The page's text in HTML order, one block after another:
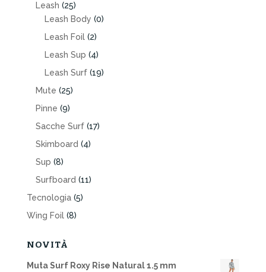
Leash (25)
Leash Body (0)
Leash Foil (2)
Leash Sup (4)
Leash Surf (19)
Mute (25)
Pinne (9)
Sacche Surf (17)
Skimboard (4)
Sup (8)
Surfboard (11)
Tecnologia (5)
Wing Foil (8)
NOVITÀ
Muta Surf Roxy Rise Natural 1.5 mm